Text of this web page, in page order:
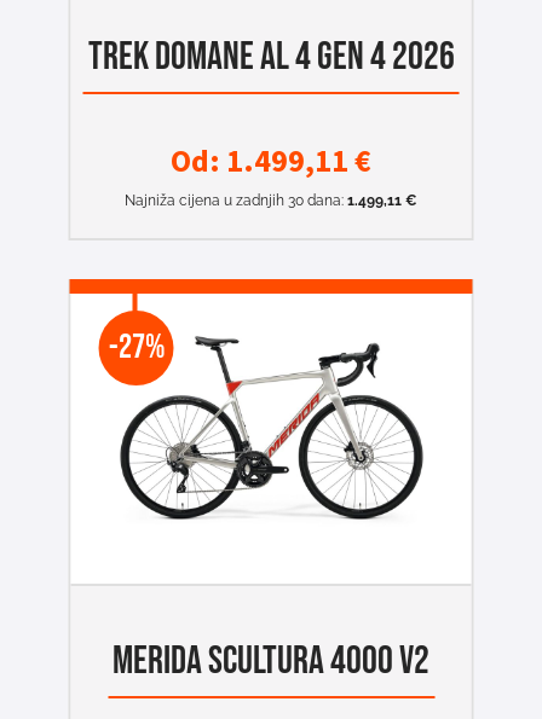
TREK DOMANE AL 4 GEN 4 2026
Od: 1.499,11€
Najniža cijena u zadnjih 30 dana: 1.499,11 €
-27%
MERIDA SCULTURA 4000 V2